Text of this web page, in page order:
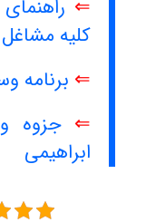
⇐
کلیه مشاغل
⇐ برنامه
⇐جزوه
ابراهیمی